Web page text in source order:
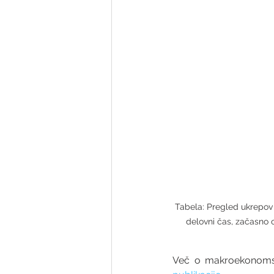
Tabela: Pregled
delovni čas, začasno
Več o